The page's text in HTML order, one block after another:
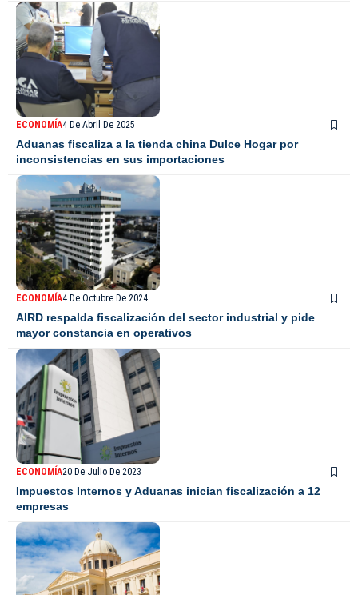
ECONOMÍA4 De Abril De 2025
Aduanas fiscaliza a la tienda china Dulce Hogar por
inconsistencias en sus importaciones
ECONOMÍA4 De Octubre De 2024
AIRD respalda fiscalización del sector industrial y pide
mayor constancia en operativos
ECONOMÍA20 De Julio De 2023
Impuestos Internos y Aduanas inician fiscalización a 12
empresas